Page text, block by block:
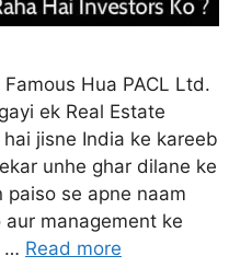
Hua PACL Ltd.
ek Real Estate
jisne India ke kareeb
unhe ghar dilane ke
se apne naam
management ke
… Read more